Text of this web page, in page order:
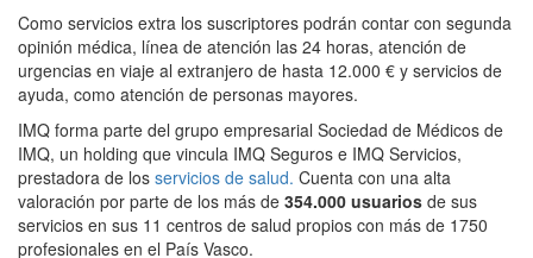
Como servicios extra los suscriptores podrán contar con segunda
opinión médica, línea de atención las 24 horas, atención de
urgencias en viaje al extranjero de hasta 12.000 € y servicios de
ayuda, como atención de personas mayores.
IMQ forma parte del grupo empresarial Sociedad de Médicos de
IMQ, un holding que vincula IMQ Seguros e IMQ Servicios,
prestadora de los servicios de salud. Cuenta con una alta
valoración por parte de los más de 354.000 usuarios de sus
servicios en sus 11 centros de salud propios con más de 1750
profesionales en el País Vasco.